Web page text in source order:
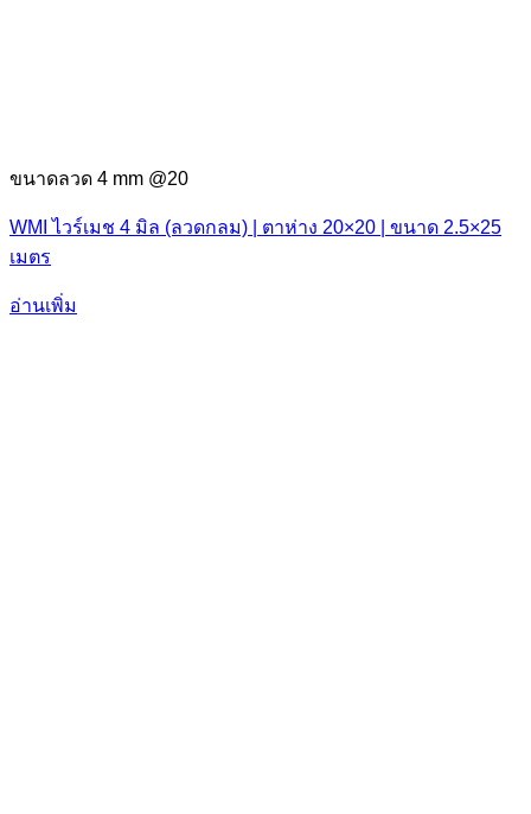
ขนาดลวด 4 mm @20
WMI ไวร์เมช 4 มิล (ลวดกลม) | ตาห่าง 20×20 | ขนาด 2.5×25
เมตร
อ่านเพิ่ม